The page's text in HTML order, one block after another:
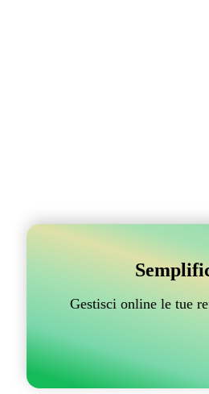
Gestisci online le tue